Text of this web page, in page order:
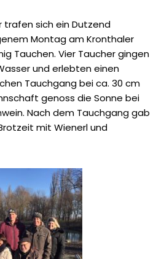
sich ein Dutzend
Montag am Kronthaler
Tauchen. Vier Taucher gingen
und erlebten einen
Tauchgang bei ca. 30 cm
genoss die Sonne bei
Nach dem Tauchgang gab
mit Wienerl und